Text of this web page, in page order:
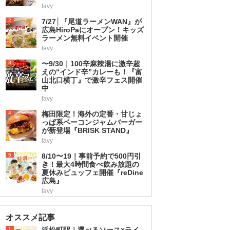
favy
2
7/27│『尾道ラーメンWAN』が
広島HiroPaにオープン！キッズ
ラーメン無料イベント開催
favy
3
〜9/30｜100辛麻辣湯に激辛超
えの“インド辛”カレーも！『富
山北口横丁』で激辛フェス開催
中
favy
4
梅田限定！海外の定番・甘じょ
っぱ系ベーコンジャムバーガー
が新登場『BRISK STAND』
favy
5
8/10〜19｜事前予約で500円引
き！最大4時間食べ飲み放題の
夏休みビュッフェ開催『reDine
広島』
favy
オススメ記事
1